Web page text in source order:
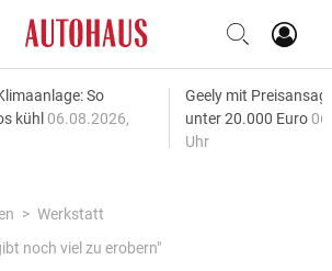
So
kühl 06.08.2026,
Geely mit
unter 20.000 Euro
Uhr
Werkstatt
noch viel zu erobern"